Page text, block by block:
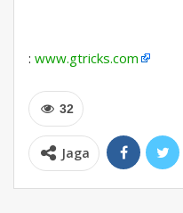
: www.gtricks.com
32
Jaga